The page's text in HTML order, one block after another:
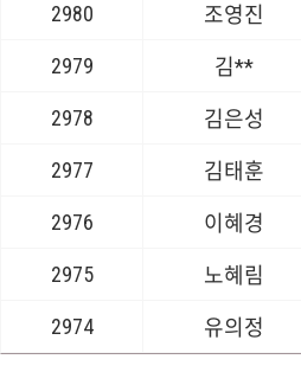
2980 조영진
2979 김**
2978 김은성
2977 김태훈
2976 이혜경
2975 노혜림
2974 유의정